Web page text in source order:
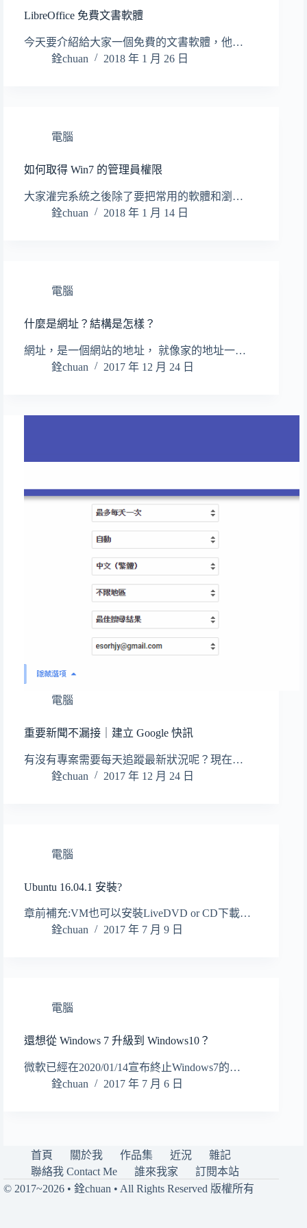
LibreOffice 免費文書軟體
今天要介紹給大家一個免費的文書軟體，他…
銓chuan
2018 年 1 月 26 日
電腦
如何取得 Win7 的管理員權限
大家灌完系統之後除了要把常用的軟體和瀏…
銓chuan
2018 年 1 月 14 日
電腦
什麼是網址？結構是怎樣？
網址，是一個網站的地址， 就像家的地址一…
銓chuan
2017 年 12 月 24 日
電腦
重要新聞不漏接｜建立 Google 快訊
有沒有專案需要每天追蹤最新狀況呢？現在…
銓chuan
2017 年 12 月 24 日
電腦
Ubuntu 16.04.1 安裝?
章前補充:VM也可以安裝LiveDVD or CD下載…
銓chuan
2017 年 7 月 9 日
電腦
還想從 Windows 7 升級到 Windows10？
微軟已經在2020/01/14宣布終止Windows7的…
銓chuan
2017 年 7 月 6 日
首頁 關於我 作品集 近況
雜記
聯絡我 Contact Me
誰來我家
訂閱本站
© 2017~2026 • 銓chuan • All Rights Reserved 版權所有